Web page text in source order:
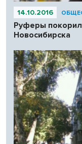
14.10.2016
Руферы
Новосибирска